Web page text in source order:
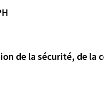
de la sécurité, de la